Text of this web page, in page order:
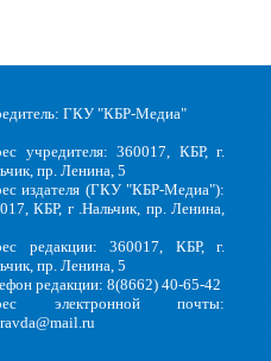
ГКУ "КБР-Медиа"
учредителя: 360017, КБР, г.
пр. Ленина, 5
издателя (ГКУ "КБР-Медиа"):
КБР, г .Нальчик, пр. Ленина,
редакции: 360017, КБР, г.
пр. Ленина, 5
редакции: 8(8662) 40-65-42
электронной почты: